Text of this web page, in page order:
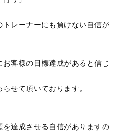
トレーナーにも負けない自信が
客様の目標達成があると信じ
せて頂いております。
を達成させる自信がありますの